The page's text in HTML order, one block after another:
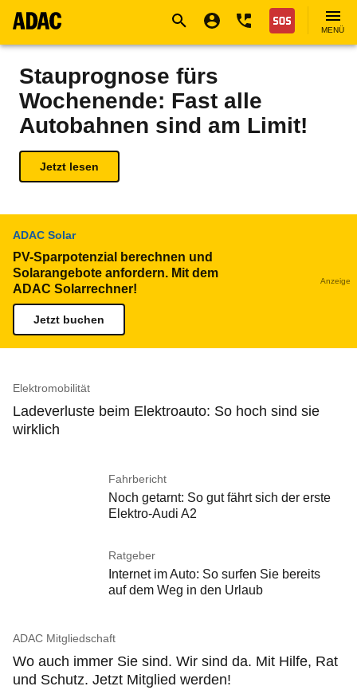
Nothilfe
MENÜ
Stauprognose fürs
Wochenende: Fast alle
Autobahnen sind am Limit!
Jetzt lesen
Anzeige
ADAC Solar
PV-Sparpotenzial berechnen und
Solarangebote anfordern. Mit dem
ADAC Solarrechner!
Jetzt buchen
Elektromobilität
Ladeverluste beim Elektroauto: So hoch sind sie
wirklich
Fahrbericht
Noch getarnt: So gut fährt sich der erste
Elektro-Audi A2
Ratgeber
Internet im Auto: So surfen Sie bereits
auf dem Weg in den Urlaub
ADAC Mitgliedschaft
Wo auch immer Sie sind. Wir sind da. Mit Hilfe, Rat
und Schutz. Jetzt Mitglied werden!